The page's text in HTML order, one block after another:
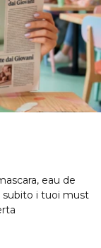
eau de
subito i tuoi must